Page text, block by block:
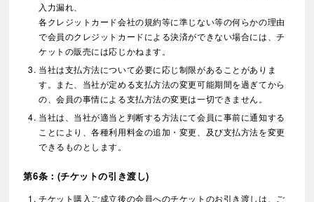
入力漏れ、
各クレジットカード会社の規約等に準じない等の何らかの理由
で会員のクレジットカードによる決済ができない場合には、チ
ケットの販売には応じかねます。
当社は支払方法について必要に応じ制限があることがありま
す。また、当社が定める支払方法の変更可能期間を過ぎてから
の、会員の事情による支払方法の変更は一切できません。
当社は、当社が適当と判断する方法にて会員に事前に通知する
ことにより、各種利用料金の追加・変更、及び支払方法を変更
できるものとします。
第6条：(チケットの引き渡し)
チケット購入ご成立後の会員へのチケットのお引き渡しは、ご